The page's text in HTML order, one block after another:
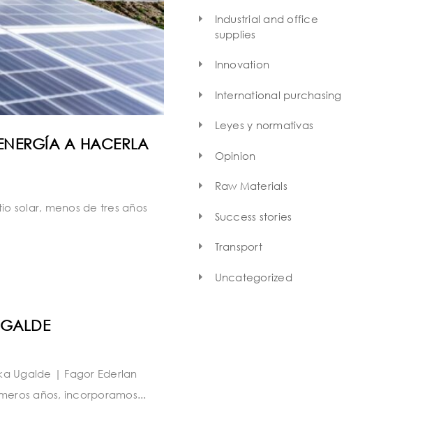
A HACERLA
solar, menos de tres años
Ugalde | Fagor Ederlan
años, incorporamos...
Industrial and office
supplies
Innovation
International purchasing
Leyes y normativas
Opinion
Raw Materials
Success stories
Transport
Uncategorized